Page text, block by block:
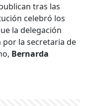
tras las
celebró los
la delegación
por la secretaria de
Bernarda